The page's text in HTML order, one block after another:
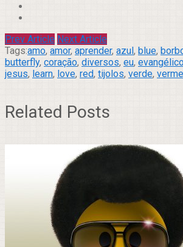
Prev Article Next Article
Tags:amo, amor, aprender, azul, blue,
butterfly, coração, diversos, eu,
jesus, learn, love, red, tijolos, verde,
Related Posts